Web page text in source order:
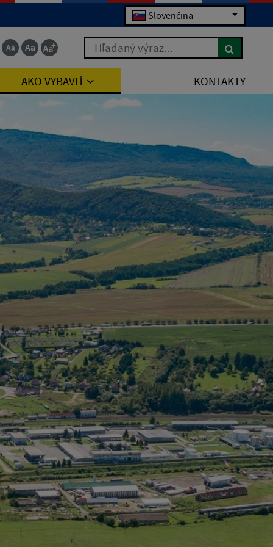
Slovenčina
Hľadaný výraz...
AKO VYBAVIŤ KONTAKTY